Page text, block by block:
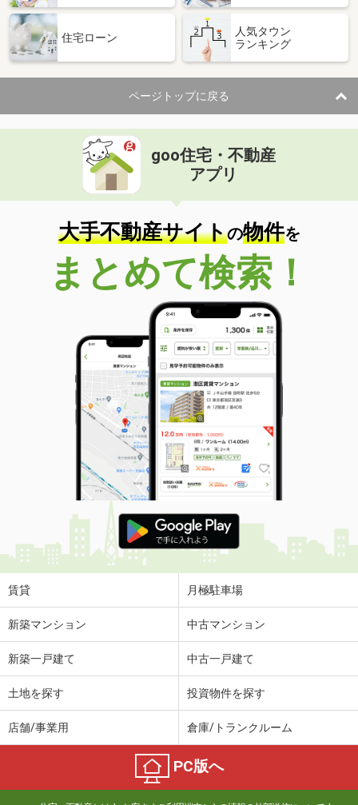
住宅ローン
人気タウン
ランキング
ページトップに戻る
goo住宅・不動産
アプリ
大手不動産サイトの物件を
まとめて検索！
賃貸 月極駐車場
新築マンション 中古マンション
新築一戸建て 中古一戸建て
土地を探す 投資物件を探す
店舗/事業用 倉庫/トランクルーム
PC版へ